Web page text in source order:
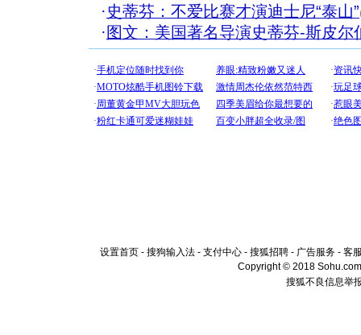
·史蒂芬：不爱比赛才演迪士尼“泰山”
· 图文：美国著名导演史蒂芬-斯皮尔
设置首页 - 搜狗输入法 - 支付中心 - 搜狐招聘 - 广告服务 - 客
Copyright © 2018
搜狐不良信息举